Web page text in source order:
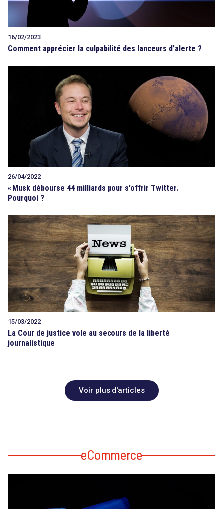
16/02/2023
Comment apprécier la culpabilité des lanceurs d’alerte ?
26/04/2022
« Musk débourse 44 milliards pour s’offrir Twitter.
Pourquoi ?
15/03/2022
La Cour de justice vole au secours de la liberté
journalistique
Voir plus d'articles
eCommerce